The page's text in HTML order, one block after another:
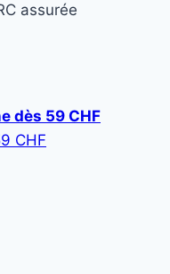
assurée
dès 59 CHF
CHF